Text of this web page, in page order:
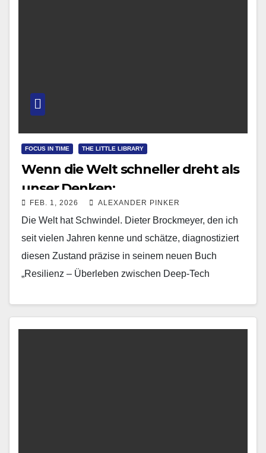
FOCUS IN TIME THE LITTLE LIBRARY
Wenn die Welt schneller dreht als
unser Denken:
FEB. 1, 2026 ALEXANDER PINKER
Die Welt hat Schwindel. Dieter Brockmeyer, den ich
seit vielen Jahren kenne und schätze, diagnostiziert
diesen Zustand präzise in seinem neuen Buch
„Resilienz – Überleben zwischen Deep-Tech